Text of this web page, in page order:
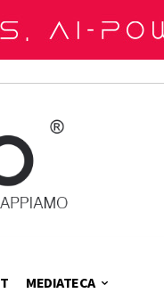
MEDIATECA